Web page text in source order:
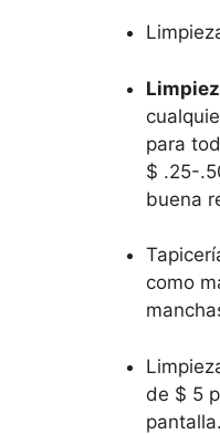
para
$ .25-
buena
como
de $ 5